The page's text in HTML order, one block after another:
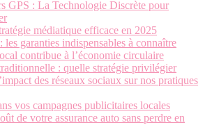
GPS : La Technologie Discrète pour
médiatique efficace en 2025
les garanties indispensables à connaître
contribue à l’économie circulaire
: quelle stratégie privilégier
des réseaux sociaux sur nos pratiques
vos campagnes publicitaires locales
de votre assurance auto sans perdre en